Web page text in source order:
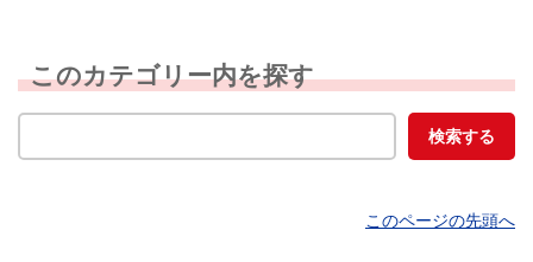
このカテゴリー内を探す
このページの先頭へ